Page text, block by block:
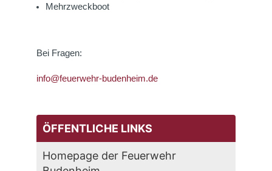
Mehrzweckboot
Bei Fragen:
info@feuerwehr-budenheim.de
ÖFFENTLICHE LINKS
Homepage der Feuerwehr